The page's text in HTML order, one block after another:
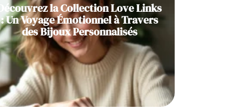
Découvrez la Collection Love Links
: Un Voyage Émotionnel à Travers
des Bijoux Personnalisés